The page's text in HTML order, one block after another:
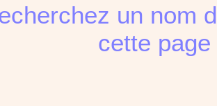
un nom
cette